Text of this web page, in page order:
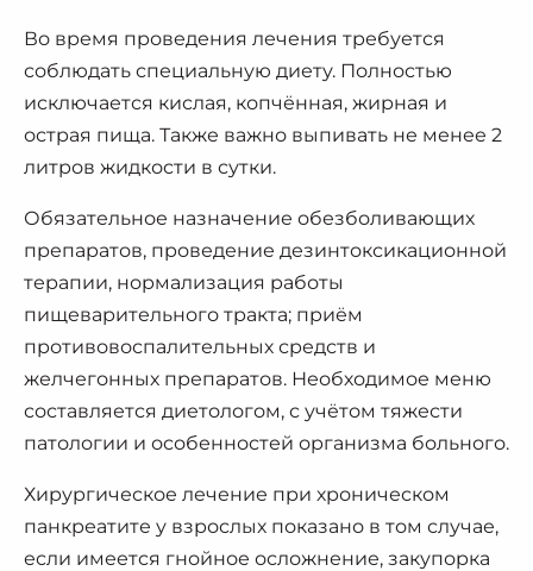
Во время проведения лечения требуется
соблюдать специальную диету. Полностью
исключается кислая, копчённая, жирная и
острая пища. Также важно выпивать не менее 2
литров жидкости в сутки.
Обязательное назначение обезболивающих
препаратов, проведение дезинтоксикационной
терапии, нормализация работы
пищеварительного тракта; приём
противовоспалительных средств и
желчегонных препаратов. Необходимое меню
составляется диетологом, с учётом тяжести
патологии и особенностей организма больного.
Хирургическое лечение при хроническом
панкреатите у взрослых показано в том случае,
если имеется гнойное осложнение, закупорка